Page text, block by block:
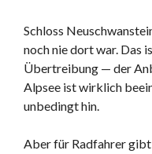
Schloss
noch nie dort war. Das
Übertreibung — der
Alpsee ist wirklich
unbedingt hin.
Aber für Radfahrer gibt